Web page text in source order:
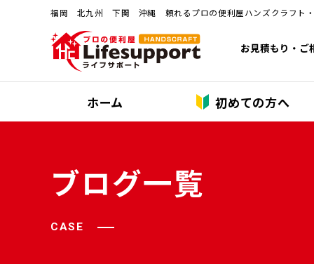
福岡 北九州 下関 沖縄 頼れるプロの便利屋ハンズクラフト・
お見積もり・ご
ホーム 初めての方へ
ブログ一覧
CASE